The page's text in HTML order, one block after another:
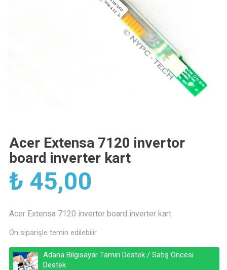
Acer Extensa 7120 invertor
board inverter kart
₺ 45,00
Acer Extensa 7120 invertor board inverter kart
Ön siparişle temin edilebilir
Adana Bilgisayar Tamiri Destek / Satış Öncesi
Destek